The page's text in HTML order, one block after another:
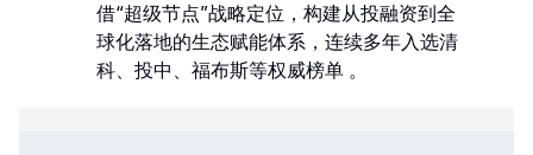
借“超级节点”战略定位，构建从投融资到全
球化落地的生态赋能体系，连续多年入选清
科、投中、福布斯等权威榜单 。